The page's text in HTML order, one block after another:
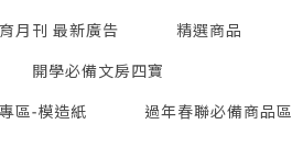
月刊 最新廣告 精選商品
開學必備文房四寶
區-模造紙 過年春聯必備商品區